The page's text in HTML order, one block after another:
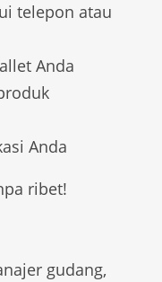
telepon atau
Anda
Anda
ribet!
gudang,